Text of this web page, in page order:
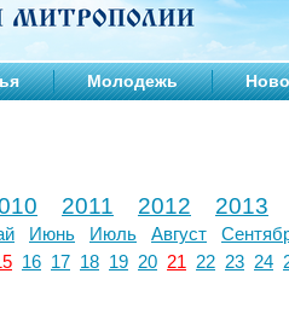
Молодежь
2011 2012 2013
Июнь Июль Август
16 17 18 19 20 21 22 23 24